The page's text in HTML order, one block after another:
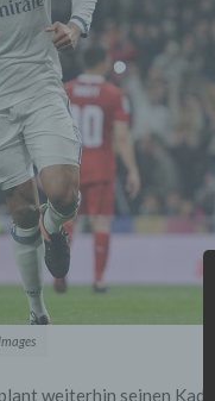
weiterhin seinen